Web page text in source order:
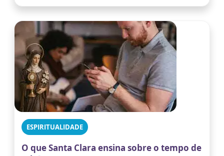
ESPIRITUALIDADE
O que Santa Clara ensina sobre o tempo de